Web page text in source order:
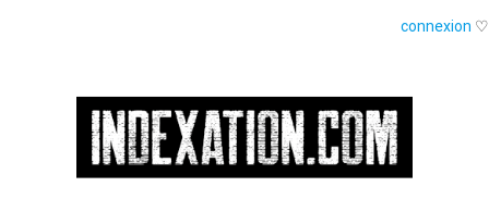
connexion ♡